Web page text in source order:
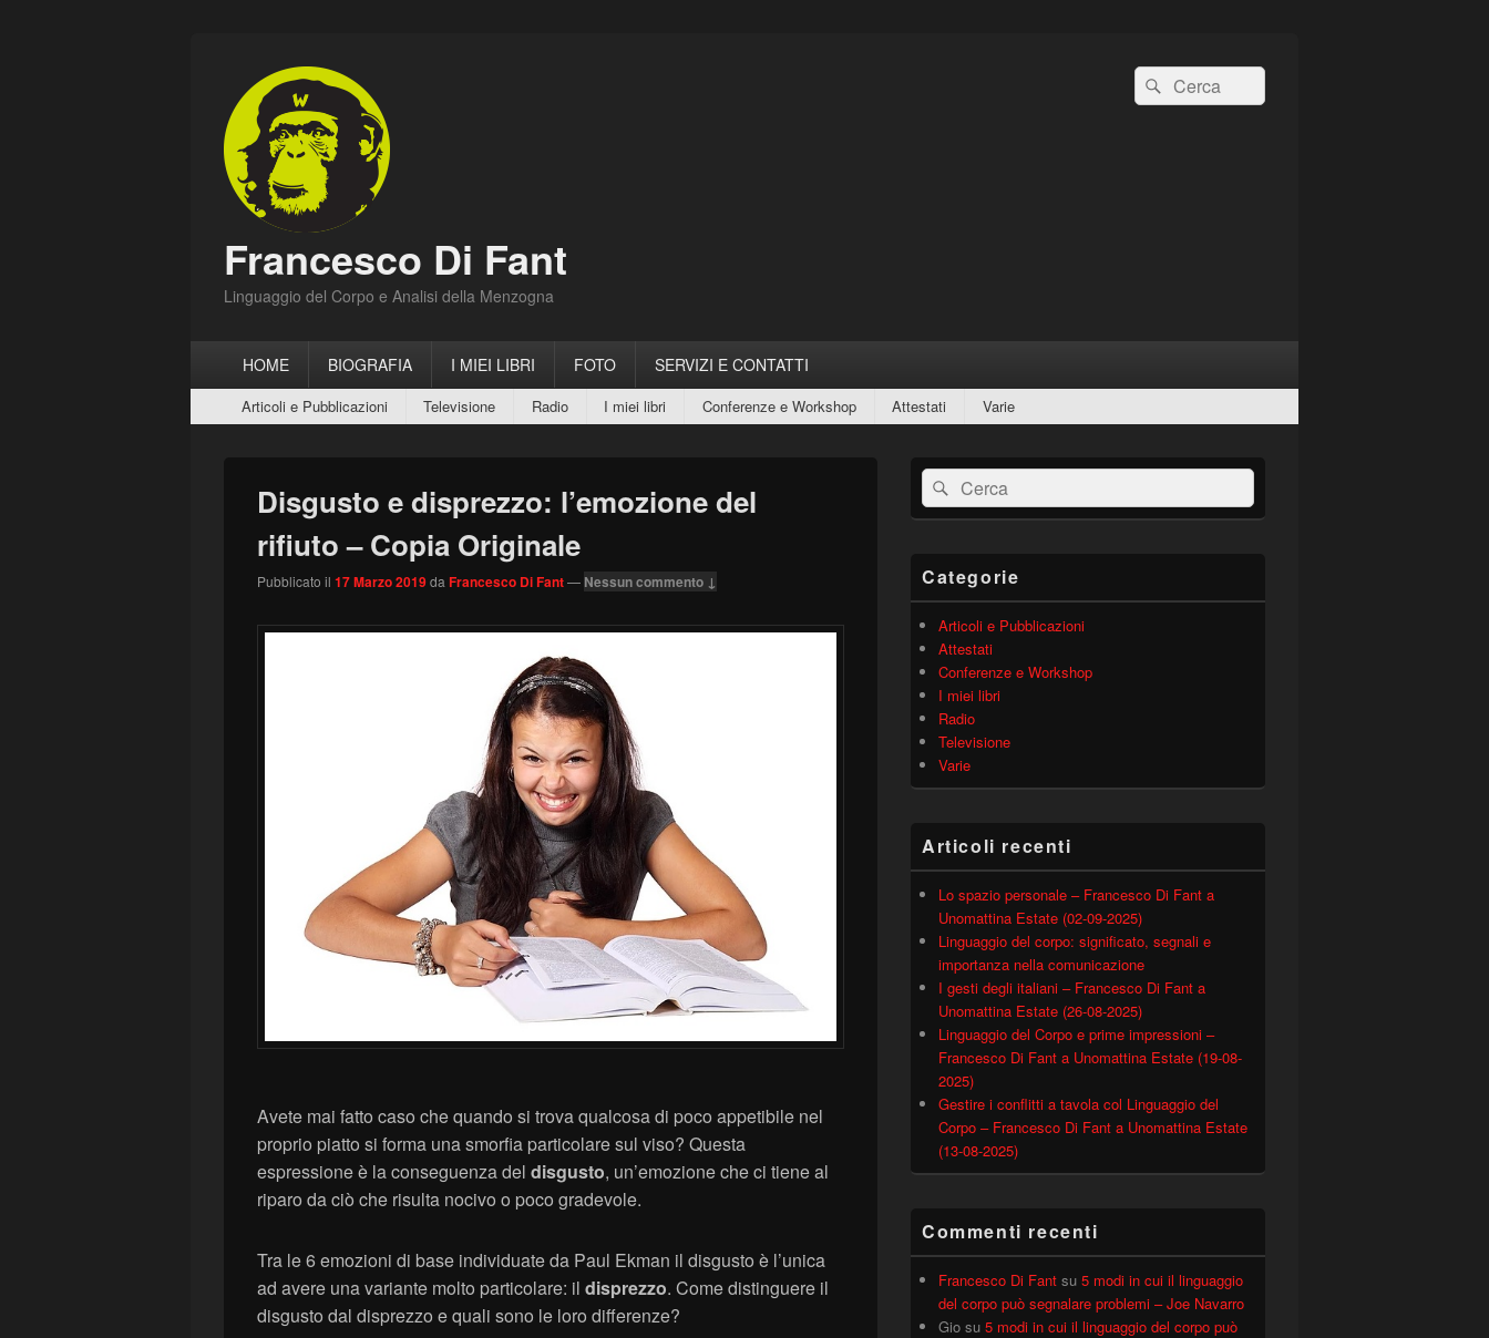
Francesco Di Fant
Linguaggio del Corpo e Analisi della Menzogna
Cerca:Cerca
principaleHOME BIOGRAFIA I MIEI LIBRI FOTO SERVIZI E CONTATTI
secondario
Articoli e Pubblicazioni Televisione Radio I miei libri Conferenze e Workshop Attestati Varie
Disgusto e disprezzo: l’emozione del
rifiuto – Copia Originale
Pubblicato il 17 Marzo 2019da Francesco Di Fant— Nessun commento ↓
Avete mai fatto caso che quando si trova qualcosa di poco appetibile nel
proprio piatto si forma una smorfia particolare sul viso? Questa
espressione è la conseguenza del disgusto, un’emozione che ci tiene al
riparo da ciò che risulta nocivo o poco gradevole.
Tra le 6 emozioni di base individuate da Paul Ekman il disgusto è l’unica
ad avere una variante molto particolare: il disprezzo. Come distinguere il
disgusto dal disprezzo e quali sono le loro differenze?
Area
widget
barra
laterale
Cerca:Cerca
Categorie
Articoli e Pubblicazioni
Attestati
Conferenze e Workshop
I miei libri
Radio
Televisione
Varie
Articoli recenti
Lo spazio personale – Francesco Di Fant a
Unomattina Estate (02-09-2025)
Linguaggio del corpo: significato, segnali e
importanza nella comunicazione
I gesti degli italiani – Francesco Di Fant a
Unomattina Estate (26-08-2025)
Linguaggio del Corpo e prime impressioni –
Francesco Di Fant a Unomattina Estate (19-08-
2025)
Gestire i conflitti a tavola col Linguaggio del
Corpo – Francesco Di Fant a Unomattina Estate
(13-08-2025)
Commenti recenti
Francesco Di Fant su 5 modi in cui il linguaggio
del corpo può segnalare problemi – Joe Navarro
Gio su 5 modi in cui il linguaggio del corpo può